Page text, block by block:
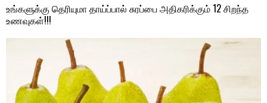
உங்களுக்கு தெரியுமா தாய்ப்பால் சுரப்பை அதிகரிக்கும் 12 சிறந்த
உணவுகள்!!!